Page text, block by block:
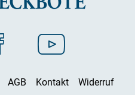
AGB Kontakt
Widerruf